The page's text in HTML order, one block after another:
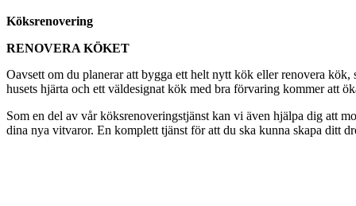
Köksrenovering
RENOVERA KÖKET
Oavsett om du planerar att bygga ett helt nytt kök eller renovera
husets hjärta och ett väldesignat kök med bra förvaring kommer att
Som en del av vår köksrenoveringstjänst kan vi även hjälpa dig att
dina nya vitvaror. En komplett tjänst för att du ska kunna skapa ditt